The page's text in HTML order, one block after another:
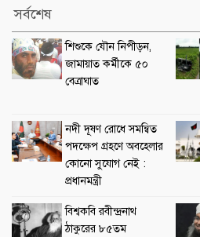
সর্বশেষ
শিশুকে যৌন নিপীড়ন,
জামায়াত কর্মীকে ৫০
বেত্রাঘাত
নদী দূষণ রোধে সমন্বিত
পদক্ষেপ গ্রহণে অবহেলার
কোনো সুযোগ নেই :
প্রধানমন্ত্রী
বিশ্বকবি রবীন্দ্রনাথ
ঠাকুরের ৮৫তম